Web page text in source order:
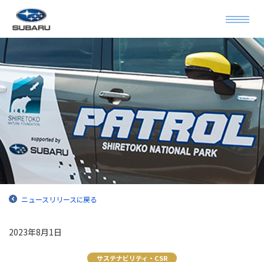
ニュースリリースに戻る
2023年8月1日
サステナビリティ・CSR